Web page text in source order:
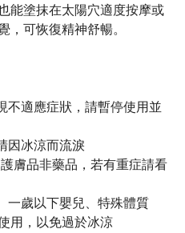
能塗抹在太陽穴適度按摩或
，可恢復精神舒暢。
不適應症狀，請暫停使用並
因冰涼而流淚
膚品非藥品，若有重症請看
一歲以下嬰兒、特殊體質
用，以免過於冰涼